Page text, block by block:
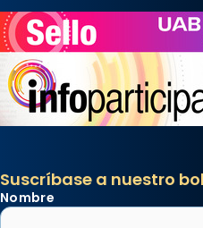
Suscríbase a nuestro
Nombre